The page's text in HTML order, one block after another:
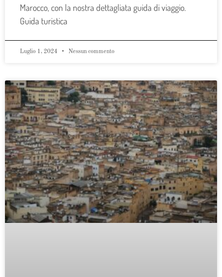
Marocco, con la nostra dettagliata guida di viaggio.
Guida turistica
Luglio 1, 2024 Nessun commento